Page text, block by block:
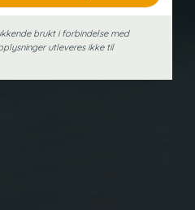
brukt i forbindelse med
utleveres ikke til